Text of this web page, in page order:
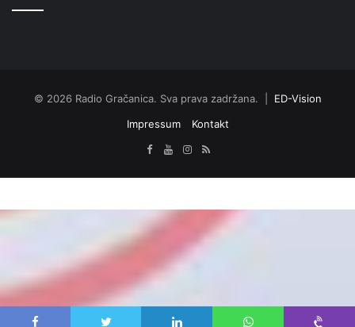
© 2026 Radio Gračanica. Sva prava zadržana. | ED-Vision
Impressum
Kontakt